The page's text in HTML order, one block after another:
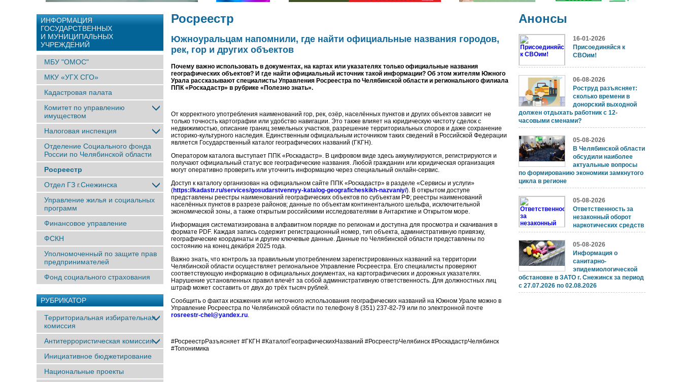
ИНФОРМАЦИЯ
ГОСУДАРСТВЕННЫХ
И МУНИЦИПАЛЬНЫХ
УЧРЕЖДЕНИЙ
МБУ "ОМОС"
МКУ «УГХ СГО»
Кадастровая палата
Комитет по управлению
имуществом
Налоговая инспекция
Отделение Социального фонда
России по Челябинской области
Росреестр
Отдел ГЗ г.Снежинска
Управление жилья и социальных
программ
Финансовое управление
ФСКН
Уполномоченный по защите прав
предпринимателей
Фонд социального страхования
РУБРИКАТОР
Территориальная избирательная
комиссия
Антитеррористическая комиссия
Инициативное бюджетирование
Национальные проекты
Росреестр
Южноуральцам напомнили, где найти официальные названия городов,
рек, гор и других объектов
Почему важно использовать в документах, на картах или указателях только официальные названия
географических объектов? И где найти официальный источник такой информации? Об этом жителям Южного
Урала рассказывают специалисты Управления Росреестра по Челябинской области и регионального филиала
ППК «Роскадастр» в рубрике «Полезно знать».
От корректного употребления наименований гор, рек, озёр, населённых пунктов и других объектов зависит не
только точность картографии или удобство навигации. Это также влияет на юридическую чистоту сделок с
недвижимостью, описание границ земельных участков, разрешение территориальных споров и даже сохранение
историко-культурного наследия. Единственным официальным источником таких сведений в Российской Федерации
является Государственный каталог географических названий (ГКГН).
Оператором каталога выступает ППК «Роскадастр». В цифровом виде здесь аккумулируются, регистрируются и
получают официальный статус все географические названия. Любой гражданин или юридическая организация
могут оперативно проверить или уточнить информацию через специальный онлайн-сервис.
Доступ к каталогу организован на официальном сайте ППК «Роскадастр» в разделе «Сервисы и услуги»
(https://kadastr.ru/services/gosudarstvennyy-katalog-geograficheskikh-nazvaniy/). В открытом доступе
представлены реестры наименований географических объектов по субъектам РФ; реестры наименований
населённых пунктов в разрезе районов; данные по объектам континентального шельфа, исключительной
экономической зоны, а также открытым российскими исследователями в Антарктике и Открытом море.
Информация систематизирована в алфавитном порядке по регионам и доступна для просмотра и скачивания в
формате PDF. Каждая запись содержит регистрационный номер, тип объекта, административную привязку,
географические координаты и другие ключевые данные. Данные по Челябинской области представлены по
состоянию на конец декабря 2025 года.
Важно знать, что контроль за правильным употреблением зарегистрированных названий на территории
Челябинской области осуществляет региональное Управление Росреестра. Его специалисты проверяют
соответствующую информацию в официальных документах, на картографических и дорожных указателях.
Нарушение установленных правил влечёт за собой административную ответственность. Для должностных лиц
штраф может составить от двух до трёх тысяч рублей.
Сообщить о фактах искажения или неточного использования географических названий на Южном Урале можно в
Управление Росреестра по Челябинской области по телефону 8 (351) 237-82-79 или по электронной почте
rosreestr-chel@yandex.ru.
#РосреестрРазъясняет #ГКГН #КаталогГеографическихНазваний #РосреестрЧелябинск #РоскадастрЧелябинск
#Топонимика
Анонсы
16-01-2026
Присоединяйся к
СВОим!
06-08-2026
Роструд разъясняет:
сколько времени в
донорский выходной
должен отдыхать работник с 12-
часовыми сменами?
05-08-2026
В Челябинской области
обсудили наиболее
актуальные вопросы
по формированию экономики замкнутого
цикла в регионе
05-08-2026
Ответственность за
незаконный оборот
наркотических средств
05-08-2026
Информация о
санитарно-
эпидемиологической
обстановке в ЗАТО г. Снежинск за период
с 27.07.2026 по 02.08.2026